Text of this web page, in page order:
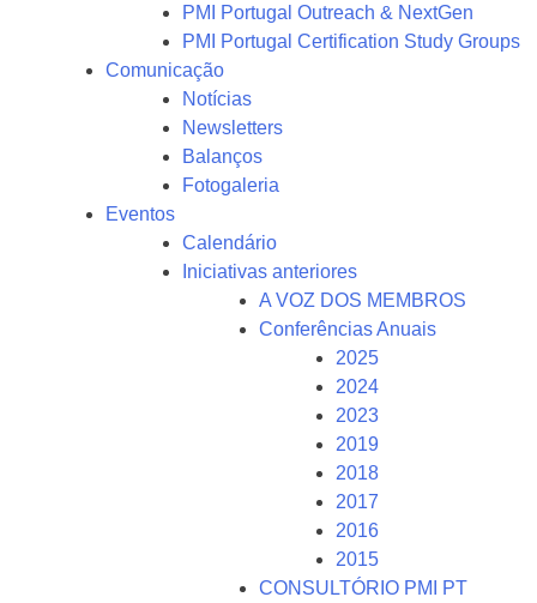
PMI Portugal Outreach & NextGen
PMI Portugal Certification Study Groups
Comunicação
Notícias
Newsletters
Balanços
Fotogaleria
Eventos
Calendário
Iniciativas anteriores
A VOZ DOS MEMBROS
Conferências Anuais
2025
2024
2023
2019
2018
2017
2016
2015
CONSULTÓRIO PMI PT